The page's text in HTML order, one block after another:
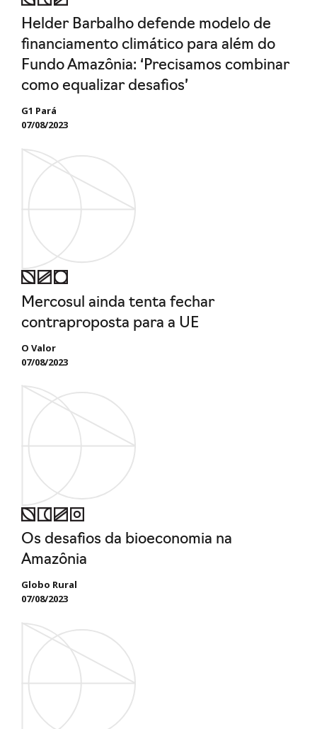
Helder Barbalho defende modelo de
financiamento climático para além do
Fundo Amazônia: ‘Precisamos combinar
como equalizar desafios’
G1 Pará
07/08/2023
Mercosul ainda tenta fechar
contraproposta para a UE
O Valor
07/08/2023
Os desafios da bioeconomia na
Amazônia
Globo Rural
07/08/2023